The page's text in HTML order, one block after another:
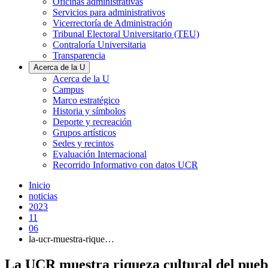
Servicios para administrativos
Vicerrectoría de Administración
Tribunal Electoral Universitario (TEU)
Contraloría Universitaria
Transparencia
Acerca de la U
Acerca de la U
Campus
Marco estratégico
Historia y símbolos
Deporte y recreación
Grupos artísticos
Sedes y recintos
Evaluación Internacional
Recorrido Informativo con datos UCR
Inicio
noticias
2023
11
06
la-ucr-muestra-rique…
La UCR muestra riqueza cultural del